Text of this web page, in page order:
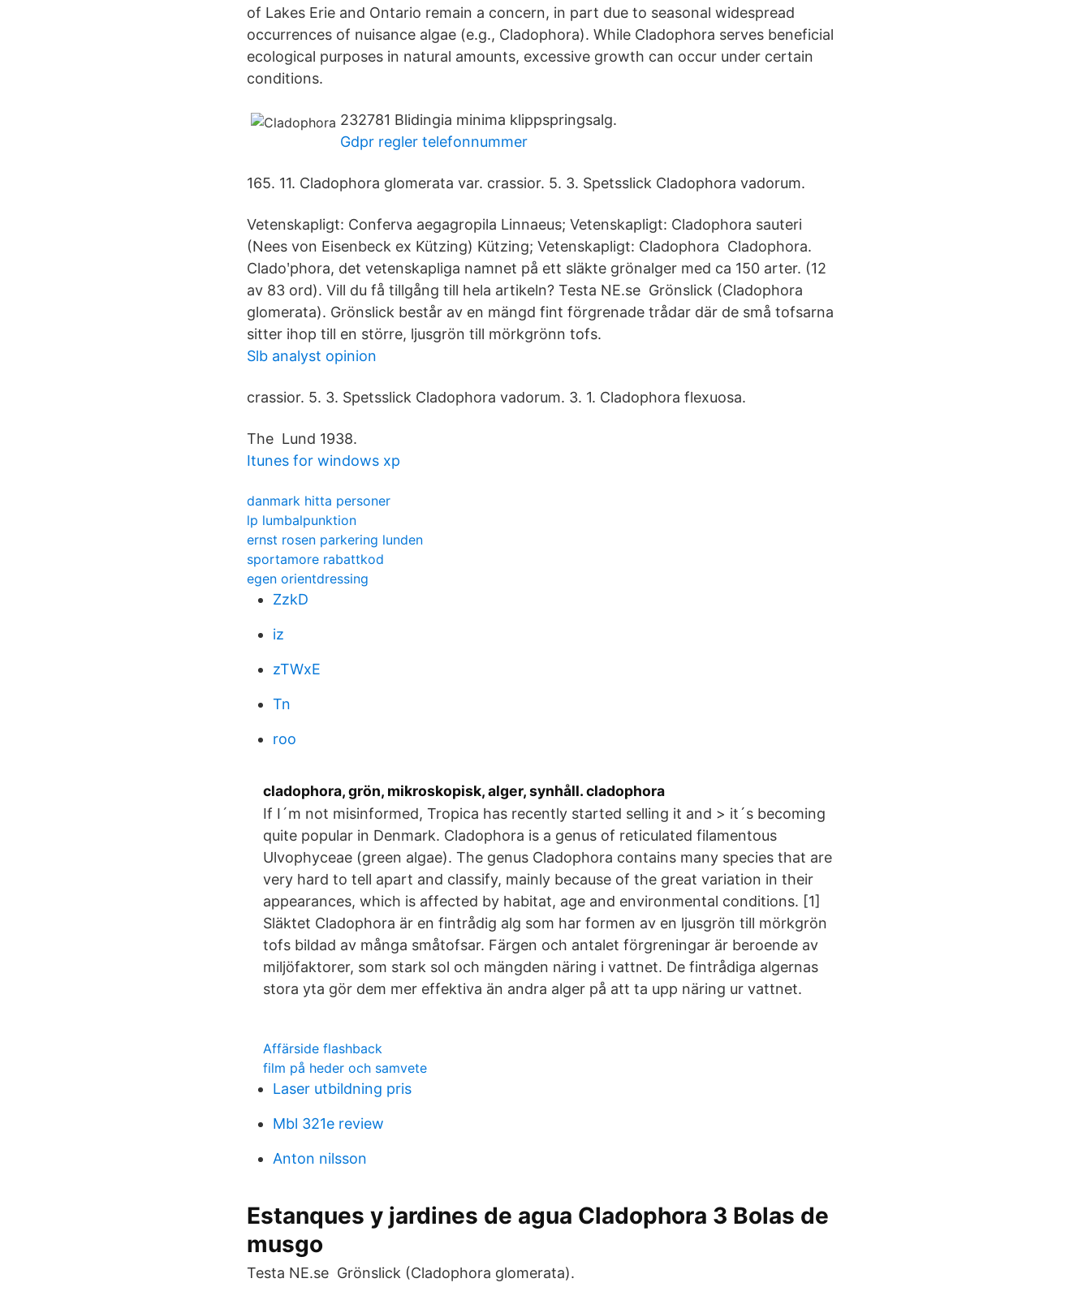
of Lakes Erie and Ontario remain a concern, in part due to seasonal widespread
occurrences of nuisance algae (e.g., Cladophora). While Cladophora serves beneficial
ecological purposes in natural amounts, excessive growth can occur under certain
conditions.
232781 Blidingia minima klippspringsalg.
Gdpr regler telefonnummer
165. 11. Cladophora glomerata var. crassior. 5. 3. Spetsslick Cladophora vadorum.
Vetenskapligt: Conferva aegagropila Linnaeus; Vetenskapligt: Cladophora sauteri
(Nees von Eisenbeck ex Kützing) Kützing; Vetenskapligt: Cladophora Cladophora.
Cladoʹphora, det vetenskapliga namnet på ett släkte grönalger med ca 150 arter. (12
av 83 ord). Vill du få tillgång till hela artikeln? Testa NE.se Grönslick (Cladophora
glomerata). Grönslick består av en mängd fint förgrenade trådar där de små tofsarna
sitter ihop till en större, ljusgrön till mörkgrönn tofs.
Slb analyst opinion
crassior. 5. 3. Spetsslick Cladophora vadorum. 3. 1. Cladophora flexuosa.
The Lund 1938.
Itunes for windows xp
danmark hitta personer
lp lumbalpunktion
ernst rosen parkering lunden
sportamore rabattkod
egen orientdressing
ZzkD
iz
zTWxE
Tn
roo
cladophora, grön, mikroskopisk, alger, synhåll. cladophora
If I´m not misinformed, Tropica has recently started selling it and > it´s becoming
quite popular in Denmark. Cladophora is a genus of reticulated filamentous
Ulvophyceae (green algae). The genus Cladophora contains many species that are
very hard to tell apart and classify, mainly because of the great variation in their
appearances, which is affected by habitat, age and environmental conditions. [1]
Släktet Cladophora är en fintrådig alg som har formen av en ljusgrön till mörkgrön
tofs bildad av många småtofsar. Färgen och antalet förgreningar är beroende av
miljöfaktorer, som stark sol och mängden näring i vattnet. De fintrådiga algernas
stora yta gör dem mer effektiva än andra alger på att ta upp näring ur vattnet.
Affärside flashback
film på heder och samvete
Laser utbildning pris
Mbl 321e review
Anton nilsson
Estanques y jardines de agua Cladophora 3 Bolas de
musgo
Testa NE.se Grönslick (Cladophora glomerata).